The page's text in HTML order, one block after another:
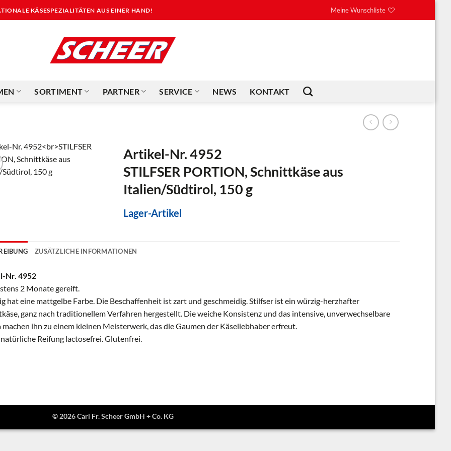
KÄSESPEZIALITÄTEN AUS EINER HAND! Meine Wunschliste
SORTIMENT PARTNER SERVICE NEWS KONTAKT
Artikel-Nr. 4952
STILFSER PORTION, Schnittkäse aus
Italien/Südtirol, 150 g
Lager-Artikel
ZUSÄTZLICHE INFORMATIONEN
Nr. 4952
2 Monate gereift.
hat eine mattgelbe Farbe. Die Beschaffenheit ist zart und geschmeidig. Stilfser ist ein würzig-herzhafter
ganz nach traditionellem Verfahren hergestellt. Die weiche Konsistenz und das intensive, unverwechselbare
machen ihn zu einem kleinen Meisterwerk, das die Gaumen der Käseliebhaber erfreut.
Reifung lactosefrei. Glutenfrei.
© 2026 Carl Fr. Scheer GmbH + Co. KG